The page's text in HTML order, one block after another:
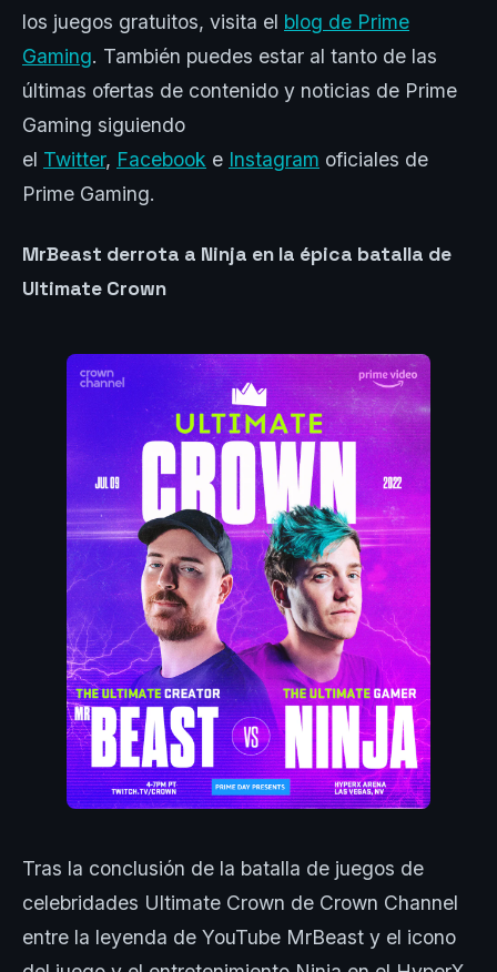
los juegos gratuitos, visita el blog de Prime
Gaming. También puedes estar al tanto de las
últimas ofertas de contenido y noticias de Prime
Gaming siguiendo
el Twitter, Facebook e Instagram oficiales de
Prime Gaming.
MrBeast derrota a Ninja en la épica batalla de
Ultimate Crown
Tras la conclusión de la batalla de juegos de
celebridades Ultimate Crown de Crown Channel
entre la leyenda de YouTube MrBeast y el icono